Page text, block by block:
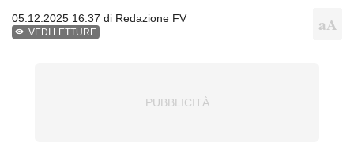
05.12.2025 16:37 di Redazione FV
VEDI LETTURE